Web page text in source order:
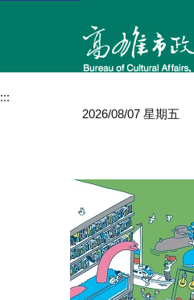
:::
2026/08/07 星期五